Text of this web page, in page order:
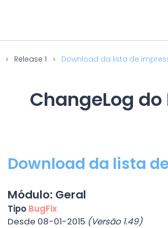
Release 1 Download da lista de
ChangeLog do
Download da lista
Módulo: Geral
Tipo BugFix
Desde 08-01-2015 (Versão 1.49)